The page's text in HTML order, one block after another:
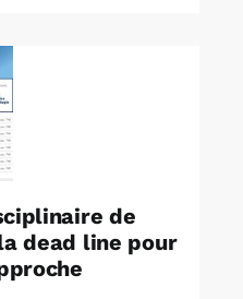
de
dead line pour